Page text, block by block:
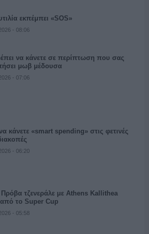
εκπέμπει «SOS»
- 08:06
να κάνετε σε περίπτωση που σας
μωβ μέδουσα
- 07:06
κάνετε «smart spending» στις φετινές
- 06:20
τζενεράλε με Athens Kallithea
το Super Cup
- 05:58